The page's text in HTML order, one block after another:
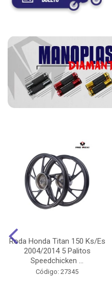
Roda Honda Titan 150 Ks/Es
2004/2014 5 Palitos
Speedchicken ...
Código: 27345